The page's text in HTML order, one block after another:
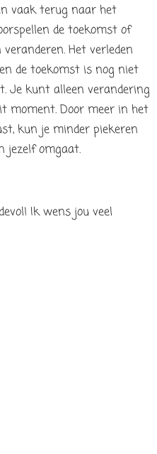
vaak terug naar het
de toekomst of
Het verleden
de toekomst is nog niet
Je kunt alleen verandering
moment. Door meer in het
kun je minder piekeren
jezelf omgaat.
Ik wens jou veel